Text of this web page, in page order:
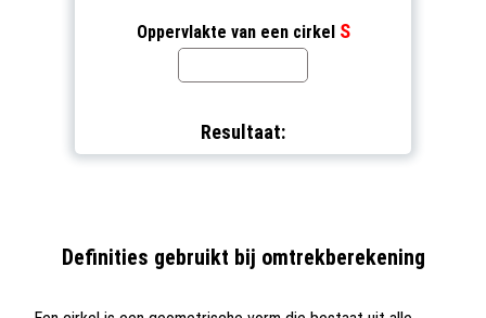
Oppervlakte van een cirkel S
Resultaat:
Definities gebruikt bij omtrekberekening